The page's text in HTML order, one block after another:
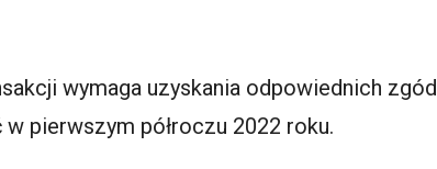
wymaga uzyskania odpowiednich zgód
pierwszym półroczu 2022 roku.